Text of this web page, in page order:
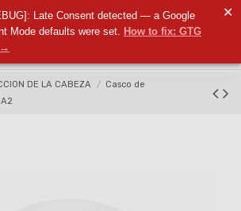
Late Consent detected — a Google
Mode defaults were set. How to fix: GTG
✕
DE LA CABEZA
Casco de